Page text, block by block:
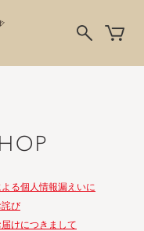
る個人情報漏えいに
び
けにつきまして